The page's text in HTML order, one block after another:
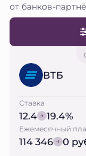
от банков-
ВТБ
Ставка
12.4 19.4%
Ежемесячный
114 346 0